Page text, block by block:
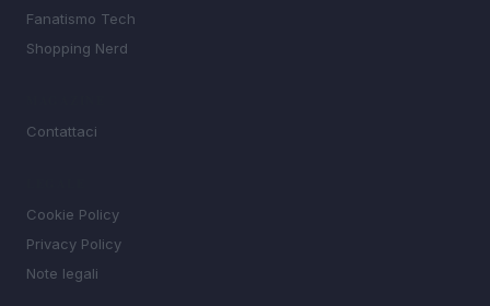
Fanatismo Tech
Shopping Nerd
Contattaci
Cookie Policy
Privacy Policy
Note legali